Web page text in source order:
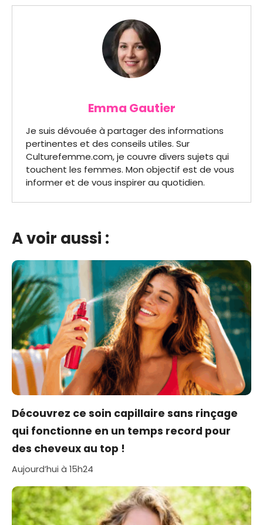
Emma Gautier
Je suis dévouée à partager des informations
pertinentes et des conseils utiles. Sur
Culturefemme.com, je couvre divers sujets qui
touchent les femmes. Mon objectif est de vous
informer et de vous inspirer au quotidien.
A voir aussi :
Découvrez ce soin capillaire sans rinçage
qui fonctionne en un temps record pour
des cheveux au top !
Aujourd’hui à 15h24